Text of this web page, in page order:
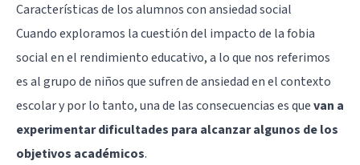
Características de los alumnos con ansiedad social
Cuando exploramos la cuestión del impacto de la fobia
social en el rendimiento educativo, a lo que nos referimos
es al grupo de niños que sufren de ansiedad en el contexto
escolar y por lo tanto, una de las consecuencias es quevan a
experimentar dificultades para alcanzar algunos de los
objetivos académicos.